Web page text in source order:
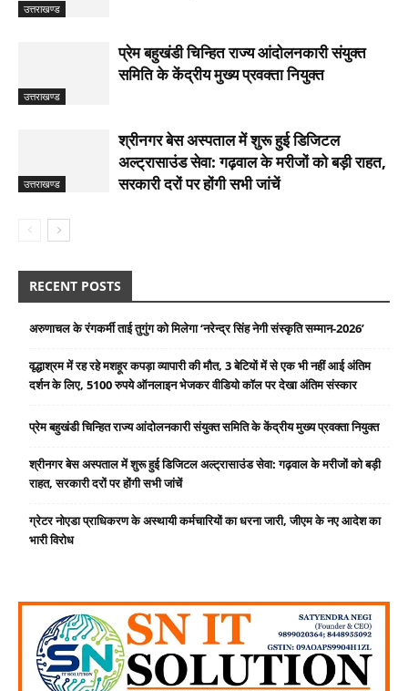
उत्तराखण्ड
उत्तराखण्ड
प्रेम बहुखंडी चिन्हित राज्य आंदोलनकारी संयुक्त
समिति के केंद्रीय मुख्य प्रवक्ता नियुक्त
उत्तराखण्ड
श्रीनगर बेस अस्पताल में शुरू हुई डिजिटल
अल्ट्रासाउंड सेवा: गढ़वाल के मरीजों को बड़ी राहत,
सरकारी दरों पर होंगी सभी जांचें
RECENT POSTS
अरुणाचल के रंगकर्मी ताई तुगुंग को मिलेगा ‘नरेन्द्र सिंह नेगी संस्कृति सम्मान-2026’
वृद्धाश्रम में रह रहे मशहूर कपड़ा व्यापारी की मौत, 3 बेटियों में से एक भी नहीं आई अंतिम
दर्शन के लिए, 5100 रुपये ऑनलाइन भेजकर वीडियो कॉल पर देखा अंतिम संस्कार
प्रेम बहुखंडी चिन्हित राज्य आंदोलनकारी संयुक्त समिति के केंद्रीय मुख्य प्रवक्ता नियुक्त
श्रीनगर बेस अस्पताल में शुरू हुई डिजिटल अल्ट्रासाउंड सेवा: गढ़वाल के मरीजों को बड़ी
राहत, सरकारी दरों पर होंगी सभी जांचें
ग्रेटर नोएडा प्राधिकरण के अस्थायी कर्मचारियों का धरना जारी, जीएम के नए आदेश का
भारी विरोध